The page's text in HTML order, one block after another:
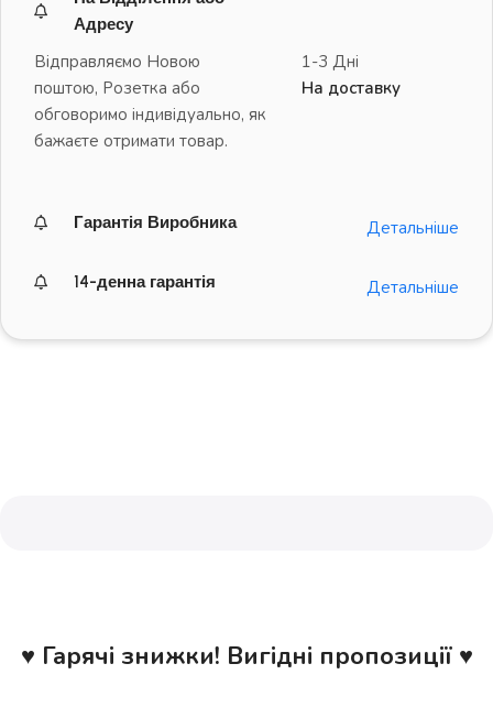
Адресу
Відправляємо Новою
поштою, Розетка або
обговоримо індивідуально, як
бажаєте отримати товар.
1-3 Дні
На доставку
Гарантія Виробника Детальніше
14-денна гарантія Детальніше
♥ Гарячі знижки! Вигідні пропозиції ♥